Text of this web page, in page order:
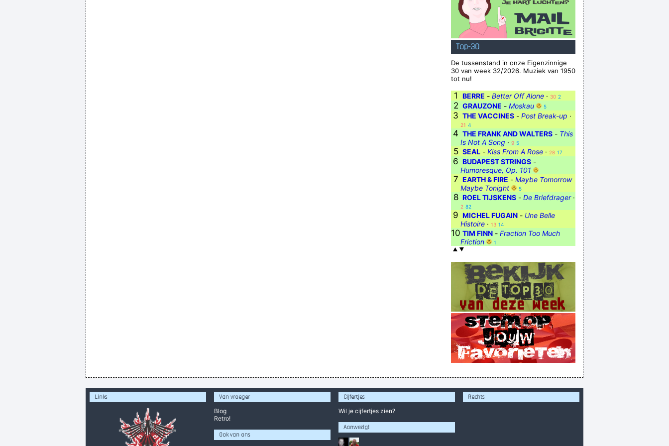
Top-30
De tussenstand in onze Eigenzinnige
30 van week 32/2026. Muziek van 1950
tot nu!
1 BERRE - Better Off Alone · 30 2
2 GRAUZONE - Moskau 5
3 THE VACCINES - Post Break-up ·
21 4
4 THE FRANK AND WALTERS - This
Is Not A Song · 9 5
5 SEAL - Kiss From A Rose · 28 17
6 BUDAPEST STRINGS -
Humoresque, Op. 101
7 EARTH & FIRE - Maybe Tomorrow
Maybe Tonight
5
8 ROEL TIJSKENS - De Briefdrager·
2 82
9 MICHEL FUGAIN - Une Belle
Histoire · 13 14
10 TIM FINN - Fraction Too Much
Friction
1
Links
Van vroeger
Blog
Retro!
Ook van ons
Cijfertjes
Wil je cijfertjes zien?
Aanwezig!
Rechts